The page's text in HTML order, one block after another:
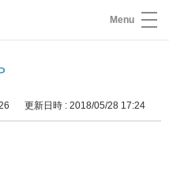
Menu
更新日時 : 2018/05/28 17:24